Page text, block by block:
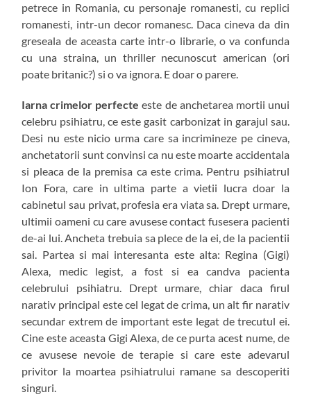
petrece in Romania, cu personaje romanesti, cu replici
romanesti, intr-un decor romanesc. Daca cineva da din
greseala de aceasta carte intr-o librarie, o va confunda
cu una straina, un thriller necunoscut american (ori
poate britanic?) si o va ignora. E doar o parere.
Iarna crimelor perfecte este de anchetarea mortii unui
celebru psihiatru, ce este gasit carbonizat in garajul sau.
Desi nu este nicio urma care sa incrimineze pe cineva,
anchetatorii sunt convinsi ca nu este moarte accidentala
si pleaca de la premisa ca este crima. Pentru psihiatrul
Ion Fora, care in ultima parte a vietii lucra doar la
cabinetul sau privat, profesia era viata sa. Drept urmare,
ultimii oameni cu care avusese contact fusesera pacienti
de-ai lui. Ancheta trebuia sa plece de la ei, de la pacientii
sai. Partea si mai interesanta este alta: Regina (Gigi)
Alexa, medic legist, a fost si ea candva pacienta
celebrului psihiatru. Drept urmare, chiar daca firul
narativ principal este cel legat de crima, un alt fir narativ
secundar extrem de important este legat de trecutul ei.
Cine este aceasta Gigi Alexa, de ce purta acest nume, de
ce avusese nevoie de terapie si care este adevarul
privitor la moartea psihiatrului ramane sa descoperiti
singuri.